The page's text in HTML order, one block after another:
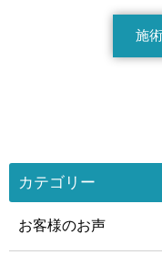
施
カテゴリー
お客様のお声